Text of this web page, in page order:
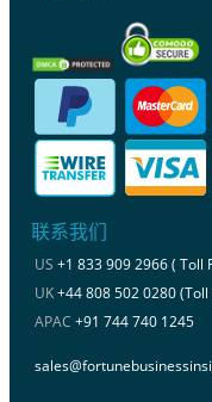
联系我们
US +1 833 909 2966 ( Toll
UK+44 808 502 0280 (Toll
APAC +91 744 740 1245